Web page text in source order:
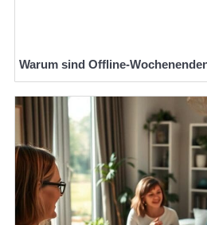
Warum sind Offline-